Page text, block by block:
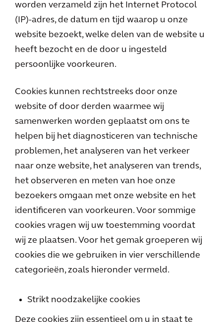
worden verzameld zijn het Internet Protocol
(IP)-adres, de datum en tijd waarop u onze
website bezoekt, welke delen van de website u
heeft bezocht en de door u ingesteld
persoonlijke voorkeuren.
Cookies kunnen rechtstreeks door onze
website of door derden waarmee wij
samenwerken worden geplaatst om ons te
helpen bij het diagnosticeren van technische
problemen, het analyseren van het verkeer
naar onze website, het analyseren van trends,
het observeren en meten van hoe onze
bezoekers omgaan met onze website en het
identificeren van voorkeuren. Voor sommige
cookies vragen wij uw toestemming voordat
wij ze plaatsen. Voor het gemak groeperen wij
cookies die we gebruiken in vier verschillende
categorieën, zoals hieronder vermeld.
Strikt noodzakelijke cookies
Deze cookies zijn essentieel om u in staat te